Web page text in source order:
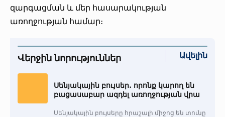
զարգացման և մեր հասարակության
առողջության համար։
Վերջին նորություններ Ավելին
Սենյակային բույսեր․ որոնք կարող են
բացասաբար ազդել առողջության վրա
Սենյակային բույսերը հրաշալի միջոց են տունը